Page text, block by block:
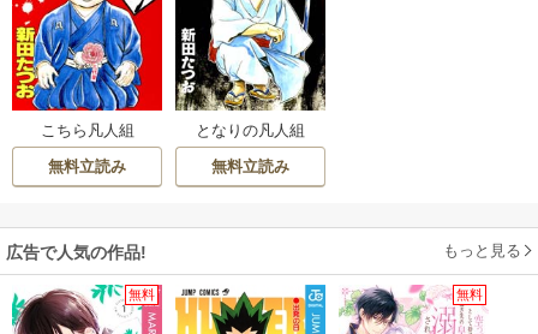
こちら凡人組
無料立読み
となりの凡人組
無料立読み
広告で人気の作品! もっと見る
無料 無料